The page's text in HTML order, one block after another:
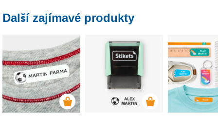
Další zajímavé produkty